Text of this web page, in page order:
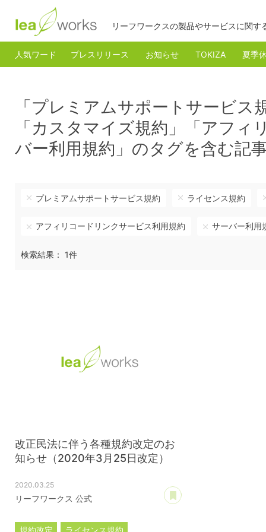
リーフワークスの製品やサービスに関
人気ワード プレスリリース お知らせ TOKIZA 夏季
「プレミアムサポートサービス
「カスタマイズ規約」「アフ
バー利用規約」のタグを含む記
プレミアムサポートサービス規約 ライセンス規約
アフィリコードリンクサービス利用規約 サーバー利用
検索結果： 1件
改正民法に伴う各種規約改定のお
知らせ（2020年3月25日改定）
2020.03.25
リーフワークス 公式
規約改定
ライセンス規約